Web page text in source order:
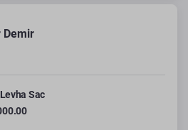
Demir
Sac